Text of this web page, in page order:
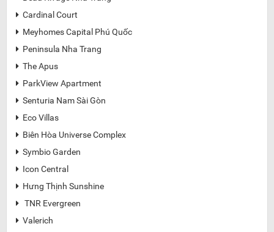
 Cardinal Court
 Meyhomes Capital Phú Quốc
 Peninsula Nha Trang
 The Apus
 ParkView Apartment
 Senturia Nam Sài Gòn
 Eco Villas
 Biên Hòa Universe Complex
 Symbio Garden
 Icon Central
 Hưng Thịnh Sunshine
 TNR Evergreen
 Valerich